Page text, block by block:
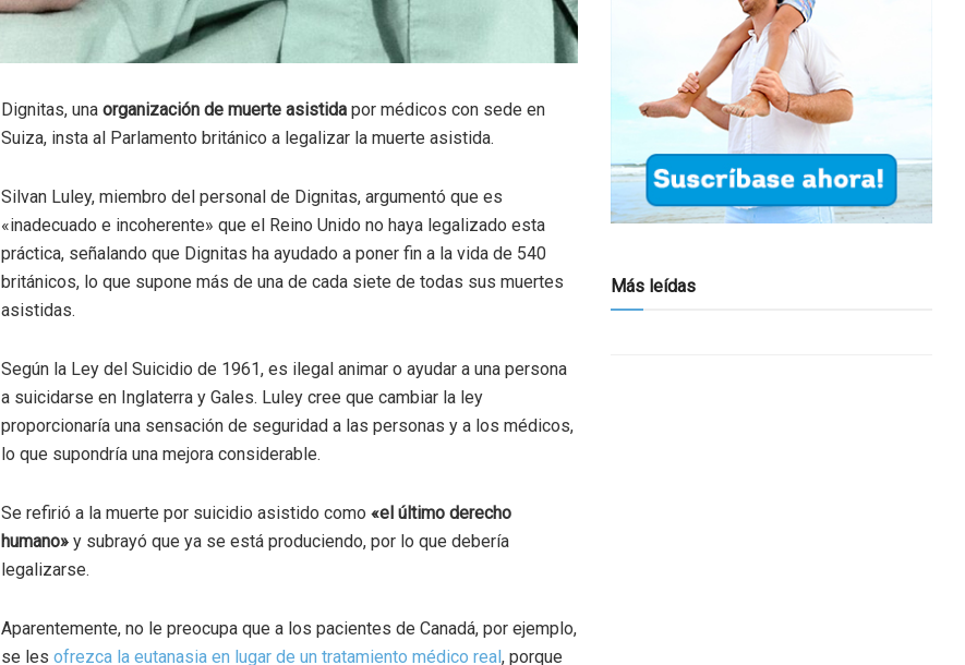
Dignitas, una organización de muerte asistida por médicos con sede en
Suiza, insta al Parlamento británico a legalizar la muerte asistida.
Silvan Luley, miembro del personal de Dignitas, argumentó que es
«inadecuado e incoherente» que el Reino Unido no haya legalizado esta
práctica, señalando que Dignitas ha ayudado a poner fin a la vida de 540
británicos, lo que supone más de una de cada siete de todas sus muertes
asistidas.
Según la Ley del Suicidio de 1961, es ilegal animar o ayudar a una persona
a suicidarse en Inglaterra y Gales. Luley cree que cambiar la ley
proporcionaría una sensación de seguridad a las personas y a los médicos,
lo que supondría una mejora considerable.
Se refirió a la muerte por suicidio asistido como «el último derecho
humano» y subrayó que ya se está produciendo, por lo que debería
legalizarse.
Aparentemente, no le preocupa que a los pacientes de Canadá, por ejemplo,
se les ofrezca la eutanasia en lugar de un tratamiento médico real, porque
Más leídas